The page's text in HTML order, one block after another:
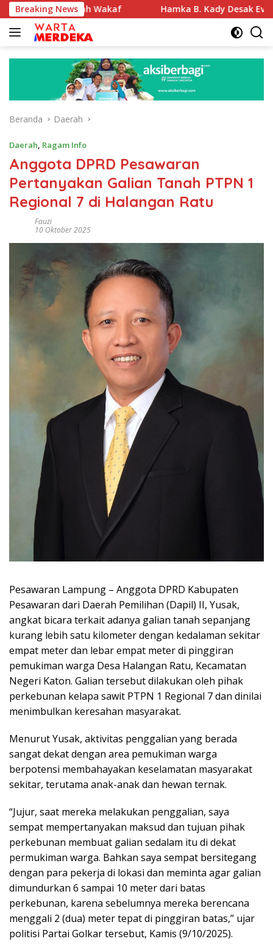
Langsung
ke
konten
Breaking News
Tanah Wakaf Hamka B. Kady Desak Evaluasi
Beranda Daerah
Daerah, Ragam Info
Anggota DPRD Pesawaran
Pertanyakan Galian Tanah PTPN 1
Regional 7 di Halangan Ratu
Fauzi
10 Oktober 2025
Pesawaran Lampung – Anggota DPRD Kabupaten
Pesawaran dari Daerah Pemilihan (Dapil) II, Yusak,
angkat bicara terkait adanya galian tanah sepanjang
kurang lebih satu kilometer dengan kedalaman sekitar
empat meter dan lebar empat meter di pinggiran
pemukiman warga Desa Halangan Ratu, Kecamatan
Negeri Katon. Galian tersebut dilakukan oleh pihak
perkebunan kelapa sawit PTPN 1 Regional 7 dan dinilai
menimbulkan keresahan masyarakat.
Menurut Yusak, aktivitas penggalian yang berada
sangat dekat dengan area pemukiman warga
berpotensi membahayakan keselamatan masyarakat
sekitar, terutama anak-anak dan hewan ternak.
“Jujur, saat mereka melakukan penggalian, saya
sempat mempertanyakan maksud dan tujuan pihak
perkebunan membuat galian sedalam itu di dekat
permukiman warga. Bahkan saya sempat bersitegang
dengan para pekerja di lokasi dan meminta agar galian
dimundurkan 6 sampai 10 meter dari batas
perkebunan, karena sebelumnya mereka berencana
menggali 2 (dua) meter tepat di pinggiran batas,” ujar
politisi Partai Golkar tersebut, Kamis (9/10/2025).